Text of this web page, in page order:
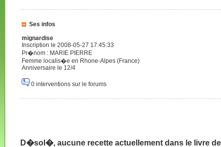
Ses infos
mignardise
Inscription le 2008-05-27 17:45:33
Pr�nom : MARIE PIERRE
Femme localis�e en Rhone-Alpes (France)
Anniversaire le 12/4
0 interventions sur le forums
D�sol�, aucune recette actuellement dans le livre